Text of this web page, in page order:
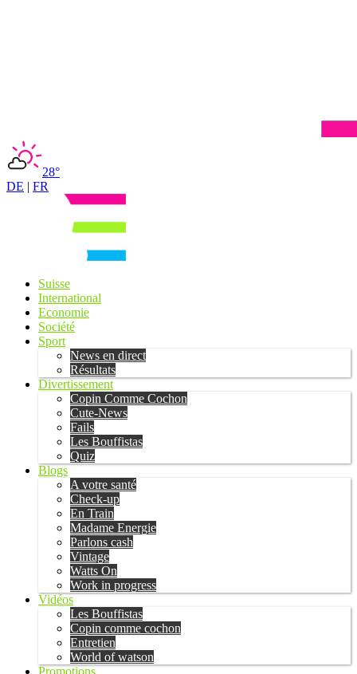
28°
DE | FR
Suisse
International
Economie
Société
Sport
News en direct
Résultats
Divertissement
Copin Comme Cochon
Cute-News
Fails
Les Bouffistas
Quiz
Blogs
A votre santé
Check-up
En Train
Madame Energie
Parlons cash
Vintage
Watts On
Work in progress
Vidéos
Les Bouffistas
Copin comme cochon
Entretien
World of watson
Promotions